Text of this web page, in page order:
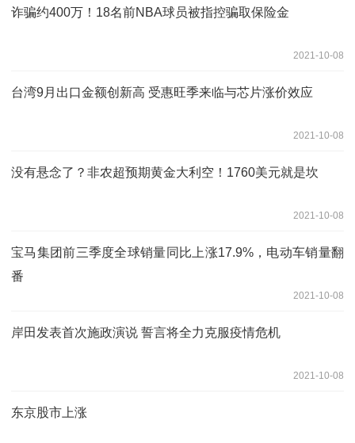
诈骗约400万！18名前NBA球员被指控骗取保险金
2021-10-08
台湾9月出口金额创新高 受惠旺季来临与芯片涨价效应
2021-10-08
没有悬念了？非农超预期黄金大利空！1760美元就是坎
2021-10-08
宝马集团前三季度全球销量同比上涨17.9%，电动车销量翻
番
2021-10-08
岸田发表首次施政演说 誓言将全力克服疫情危机
2021-10-08
东京股市上涨